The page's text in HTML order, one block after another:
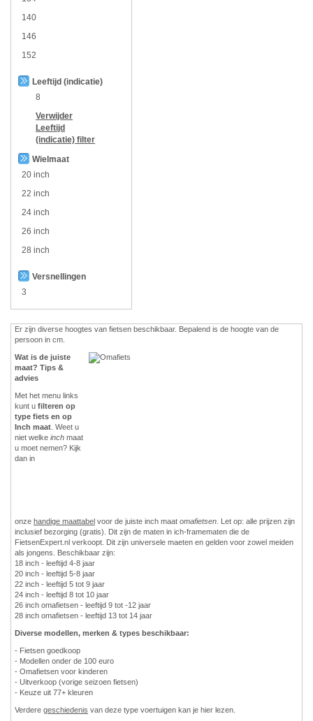
140
146
152
Leeftijd (indicatie)
8
Verwijder
Leeftijd
(indicatie) filter
Wielmaat
20 inch
22 inch
24 inch
26 inch
28 inch
Versnellingen
3
Er zijn diverse hoogtes van fietsen beschikbaar. Bepalend is de hoogte van de
persoon in cm.
Wat is de juiste
maat? Tips &
advies
Met het menu links
kunt u filteren op
type fiets en op
Inch maat . Weet u
niet welke inch maat
u moet nemen? Kijk
dan in
onze handige maattabel voor de juiste inch maat omafietsen . Let op: alle prijzen zijn
inclusief bezorging (gratis). Dit zijn de maten in ich-framematen die de
FietsenExpert.nl verkoopt. Dit zijn universele maeten en gelden voor zowel meiden
als jongens. Beschikbaar zijn:
18 inch - leeftijd 4-8 jaar
20 inch - leeftijd 5-8 jaar
22 inch - leeftijd 5 tot 9 jaar
24 inch - leeftijd 8 tot 10 jaar
26 inch omafietsen - leeftijd 9 tot -12 jaar
28 inch omafietsen - leeftijd 13 tot 14 jaar
Diverse modellen, merken & types beschikbaar:
- Fietsen goedkoop
- Modellen onder de 100 euro
- Omafietsen voor kinderen
- Uitverkoop (vorige seizoen fietsen)
- Keuze uit 77+ kleuren
Verdere geschiedenis van deze type voertuigen kan je hier lezen.